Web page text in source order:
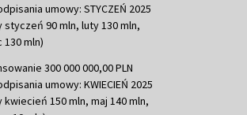
umowy: STYCZEŃ 2025
styczeń 90 mln, luty 130 mln,
130 mln)
300 000 000,00 PLN
umowy: KWIECIEŃ 2025
kwiecień 150 mln, maj 140 mln,